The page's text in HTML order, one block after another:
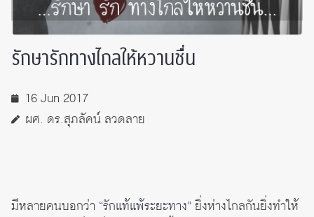
รักษารักทางไกลให้หวานชื่น
16 Jun 2017
ผศ. ดร.สุภลัคน์ ลวดลาย
มีหลายคนบอกว่า “รักแท้แพ้ระยะทาง”ยิ่งห่างไกลกันยิ่งทำให้